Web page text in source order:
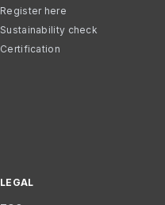
Register here
Sustainability check
Certification
LEGAL